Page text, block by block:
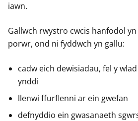
iawn.
Gallwch rwystro cwcis hanfodol
porwr, ond ni fyddwch yn gallu:
cadw eich dewisiadau, fel y
ynddi
llenwi ffurflenni ar ein gwefan
defnyddio ein gwasanaeth